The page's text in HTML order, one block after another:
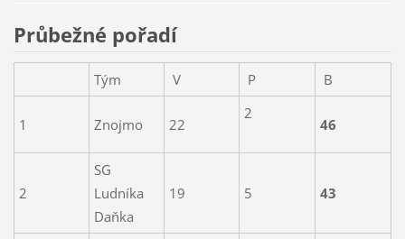
Průbežné pořadí
Tým V P B
1 Znojmo 22
2
46
2
SG
Ludníka
Daňka
19 5 43